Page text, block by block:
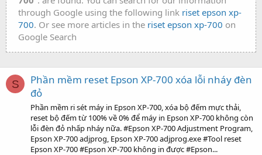
through Google using the following link riset epson xp-
700. Or see more articles in the riset epson xp-700 on
Google Search
S
Phần mềm reset Epson XP-700 xóa lỗi nháy đèn
đỏ
Phần mềm ri sét máy in Epson XP-700, xóa bộ đếm mực thải,
reset bộ đếm từ 100% về 0% để máy in Epson XP-700 không còn
lỗi đèn đỏ nhấp nháy nữa. #Epson XP-700 Adjustment Program,
Epson XP-700 adjprog, Epson XP-700 adjprog.exe #Tool reset
Epson XP-700 #Epson XP-700 không in được #Epson...